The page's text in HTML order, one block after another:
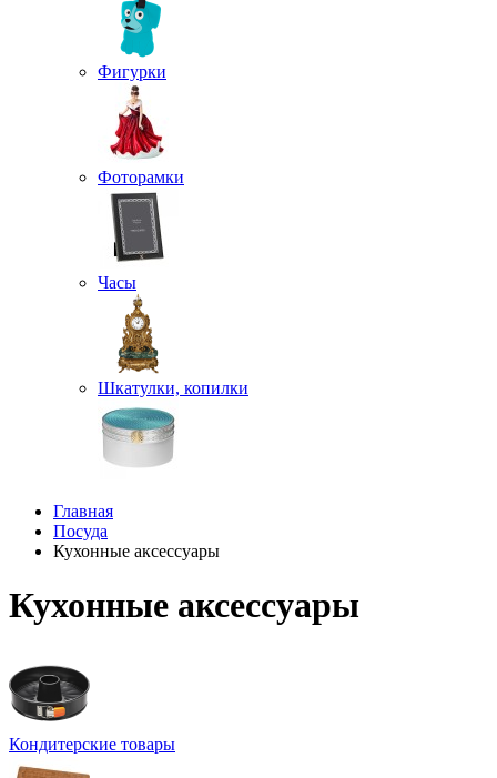
Фигурки
Фоторамки
Часы
Шкатулки, копилки
Главная
Посуда
Кухонные аксессуары
Кухонные аксессуары
Кондитерские товары